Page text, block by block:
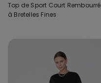
Top de Sport Court Rembourré
à Bretelles Fines